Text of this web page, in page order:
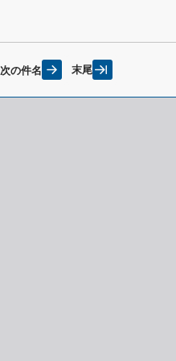
次の件名 末尾